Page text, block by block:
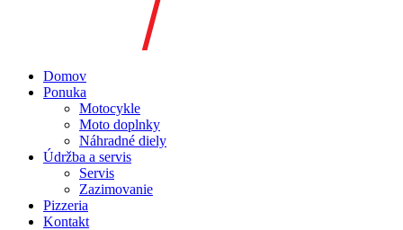
Domov
Ponuka
Motocykle
Moto doplnky
Náhradné diely
Údržba a servis
Servis
Zazimovanie
Pizzeria
Kontakt